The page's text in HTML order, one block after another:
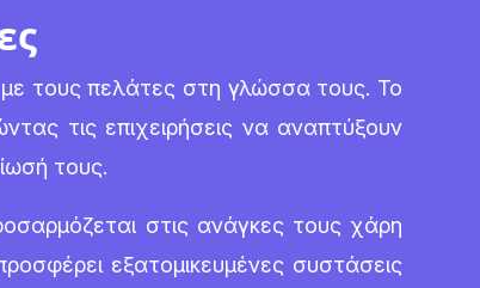
με τους πελάτες στη γλώσσα τους. Το
τις επιχειρήσεις να αναπτύξουν
τους.
στις ανάγκες τους χάρη
εξατομικευμένες συστάσεις